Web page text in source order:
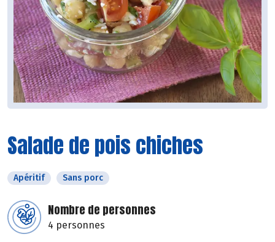
Salade de pois chiches
Apéritif Sans porc
Nombre de personnes
4 personnes